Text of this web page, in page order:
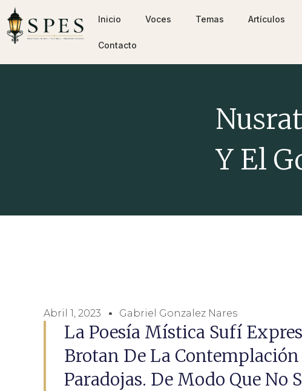
Inicio Voces Temas Artículos
Contacto
Y El
Abril 1, 2023 Gabriel Gonzalez Nares
La Poesía Mística Sufí
Brotan De La Contemplación
Paradojas. De Modo Que No